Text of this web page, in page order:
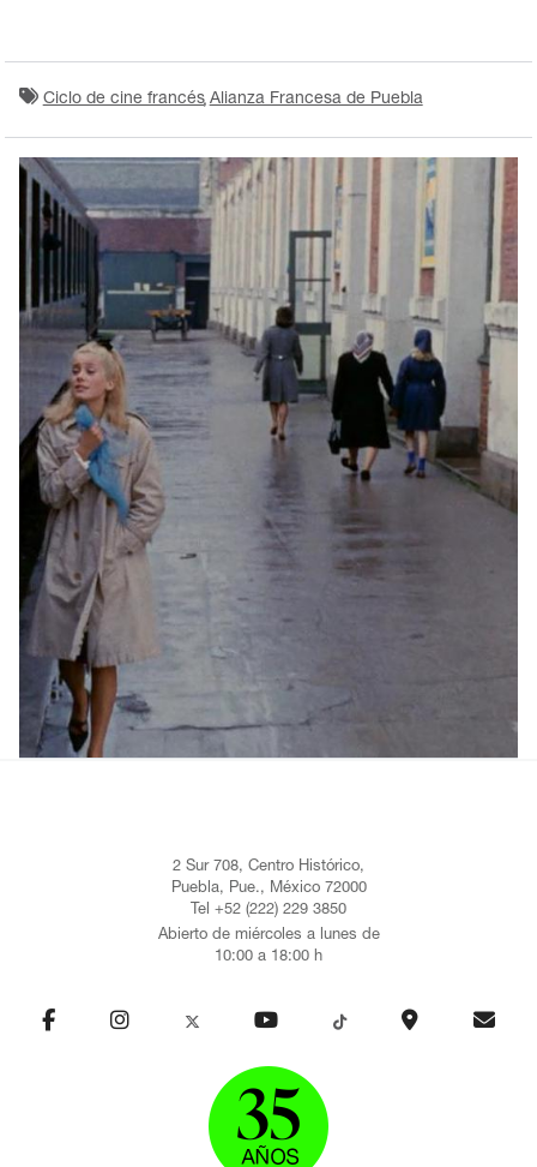
Ciclo de cine francés Alianza Francesa de Puebla
2 Sur 708, Centro Histórico,
Puebla, Pue., México 72000
Tel +52 (222) 229 3850
Abierto de miércoles a lunes de
10:00 a 18:00 h